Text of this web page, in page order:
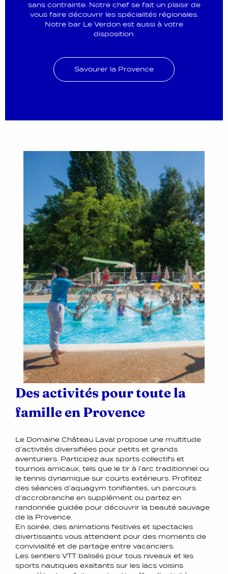
sans contrainte. Notre chef se fait un plaisir de
vous faire découvrir les spécialités régionales.
Notre bar Le Verdon est aussi à votre
disposition.
Savourer la Provence
Des activités pour toute la
famille en Provence
Le Domaine Château Laval propose une multitude
d’activités diversifiées pour petits et grands
aventuriers. Participez aux sports collectifs et
tournois amicaux, tels que le tir à l’arc traditionnel ou
le tennis dynamique sur courts extérieurs. Profitez
des séances d’aquagym tonifiantes, un parcours
d'accrobranche en supplément ou partez en
randonnée guidée pour découvrir la beauté sauvage
de la Provence.
En soirée, des animations festives et spectacles
divertissants vous attendent pour des moments de
convivialité et de partage entre vacanciers.
Les sentiers VTT balisés pour tous niveaux et les
sports nautiques exaltants sur les lacs voisins